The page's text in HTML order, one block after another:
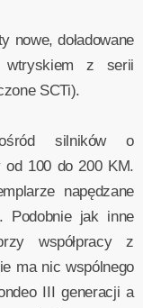
nowe, doładowane
wtryskiem z serii
SCTi).
silników o
100 do 200 KM.
napędzane
jak inne
współpracy z
ma nic wspólnego
III generacji a